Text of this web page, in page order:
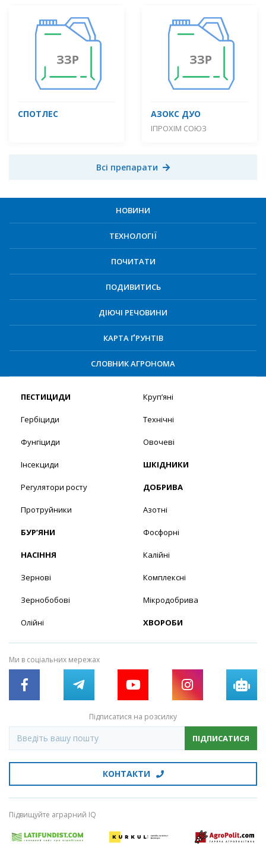
СПОТЛЕС АЗОКС ДУО
ІПРОХІМ СОЮЗ
Всі препарати
НОВИНИ
ТЕХНОЛОГІЇ
ПОЧИТАТИ
ПОДИВИТИСЬ
ДІЮЧІ РЕЧОВИНИ
КАРТА ҐРУНТІВ
СЛОВНИК АГРОНОМА
ПЕСТИЦИДИ
Гербіциди
Фунгіциди
Інсекциди
Регулятори росту
Протруйники
БУР’ЯНИ
НАСІННЯ
Зернові
Зернобобові
Олійні
Круп’яні
Технічні
Овочеві
ШКІДНИКИ
ДОБРИВА
Азотні
Фосфорні
Калійні
Комплексні
Мікродобрива
ХВОРОБИ
Ми в соціальних мережах
Підписатися на розсилку
ПІДПИСАТИСЯ
КОНТАКТИ
Підвищуйте аграрний IQ